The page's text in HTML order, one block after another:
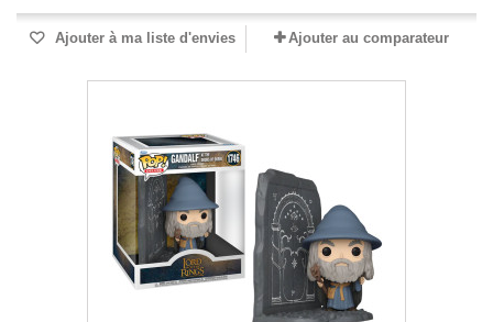
Ajouter à ma liste d'envies Ajouter au comparateur